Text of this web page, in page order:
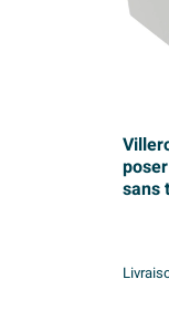
sans